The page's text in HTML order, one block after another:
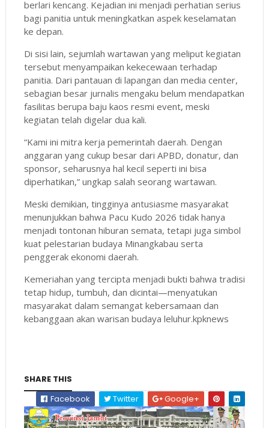
berlari kencang. Kejadian ini menjadi perhatian serius
bagi panitia untuk meningkatkan aspek keselamatan
ke depan.
Di sisi lain, sejumlah wartawan yang meliput kegiatan
tersebut menyampaikan kekecewaan terhadap
panitia. Dari pantauan di lapangan dan media center,
sebagian besar jurnalis mengaku belum mendapatkan
fasilitas berupa baju kaos resmi event, meski
kegiatan telah digelar dua kali.
“Kami ini mitra kerja pemerintah daerah. Dengan
anggaran yang cukup besar dari APBD, donatur, dan
sponsor, seharusnya hal kecil seperti ini bisa
diperhatikan,” ungkap salah seorang wartawan.
Meski demikian, tingginya antusiasme masyarakat
menunjukkan bahwa Pacu Kudo 2026 tidak hanya
menjadi tontonan hiburan semata, tetapi juga simbol
kuat pelestarian budaya Minangkabau serta
penggerak ekonomi daerah.
Kemeriahan yang tercipta menjadi bukti bahwa tradisi
tetap hidup, tumbuh, dan dicintai—menyatukan
masyarakat dalam semangat kebersamaan dan
kebanggaan akan warisan budaya leluhur.kpknews
SHARE THIS
Facebook
Twitter Google+